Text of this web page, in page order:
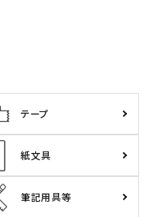
テープ
紙文具
筆記用具等